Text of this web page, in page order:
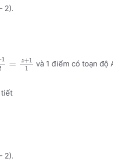
2).
1
= z+1
1
và 1 điểm có toạn độ
tiết
2).